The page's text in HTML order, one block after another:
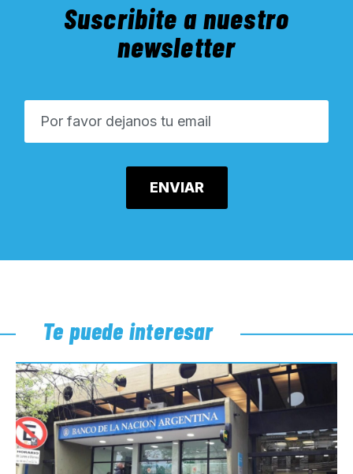
Suscribite a nuestro
newsletter
Te puede interesar